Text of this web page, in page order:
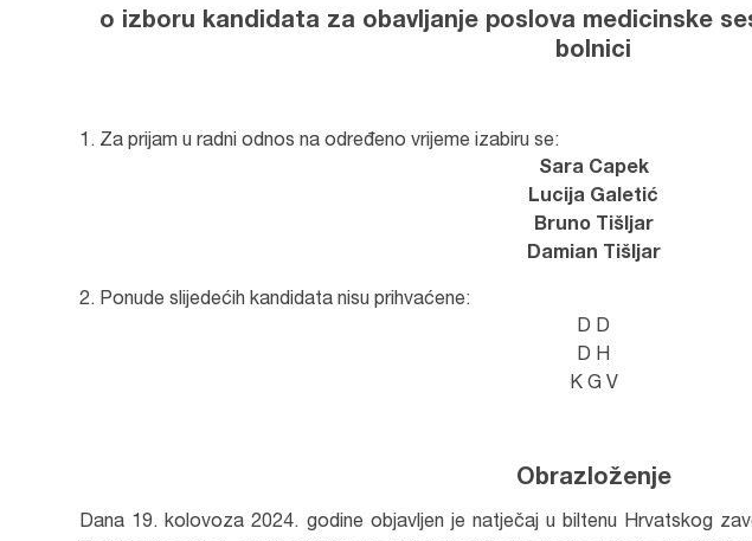
o izboru kandidata za obavljanje poslova medicinske
bolnici
Za prijam u radni odnos na određeno vrijeme izabiru se:
Sara Capek
Lucija Galetić
Bruno Tišljar
Damian Tišljar
Ponude slijedećih kandidata nisu prihvaćene:
D D
D H
K G V
Obrazloženje
Dana 19. kolovoza 2024. godine objavljen je natječaj u biltenu Hrvatskog